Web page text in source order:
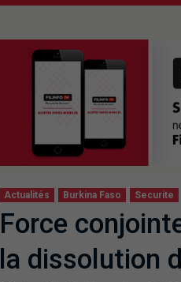
Actualités Burkina Faso Securite
Force
la dissolution